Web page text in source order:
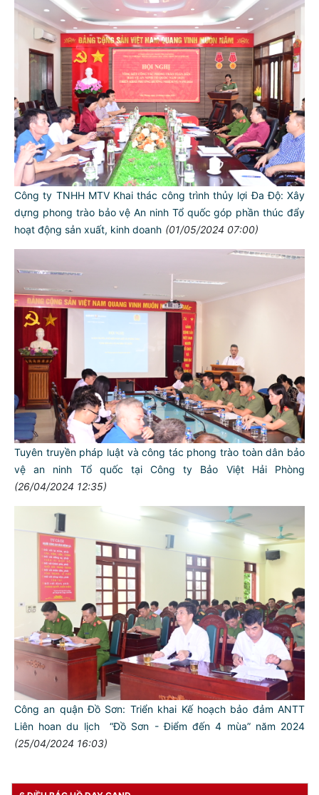
Công ty TNHH MTV Khai thác công trình thủy lợi Đa Độ: Xây
dựng phong trào bảo vệ An ninh Tổ quốc góp phần thúc đẩy
hoạt động sản xuất, kinh doanh (01/05/2024 07:00)
Tuyên truyền pháp luật và công tác phong trào toàn dân bảo
vệ an ninh Tổ quốc tại Công ty Bảo Việt Hải Phòng
(26/04/2024 12:35)
Công an quận Đồ Sơn: Triển khai Kế hoạch bảo đảm ANTT
Liên hoan du lịch “Đồ Sơn - Điểm đến 4 mùa” năm 2024
(25/04/2024 16:03)
TƯ CÁCH
NGƯỜI CÔNG AN CÁCH MỆNH LÀ:
Đối với tự mình, phải
CẦN, KIỆM, LIÊM, CHÍNH
Đối với đồng sự, phải
THÂN ÁI GIÚP ĐỠ
Đối với chính phủ, phải
TUYỆT ĐỐI TRUNG THÀNH
Đối với nhân dân, phải
KÍNH TRỌNG LỄ PHÉP
Đối với công việc, phải
Đối với địch, phải